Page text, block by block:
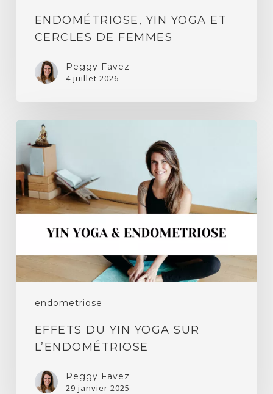
ENDOMÉTRIOSE, YIN YOGA ET
CERCLES DE FEMMES
Peggy Favez
4 juillet 2026
endometriose
Effets
du
yin
yoga
sur
l’endométriose
EFFETS DU YIN YOGA SUR
L’ENDOMÉTRIOSE
Peggy Favez
29 janvier 2025